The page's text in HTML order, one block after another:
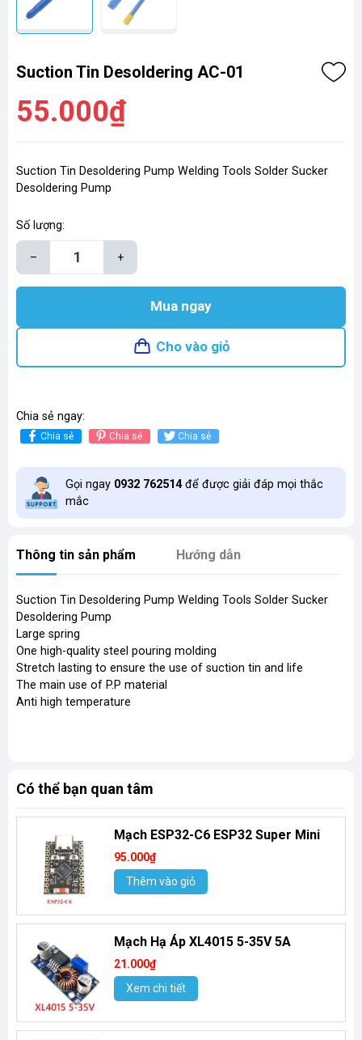
Suction Tin Desoldering AC-01
55.000₫
Suction Tin Desoldering Pump Welding Tools Solder Sucker
Desoldering Pump
Số lượng:
– +
Mua ngay
Cho vào giỏ
Chia sẻ ngay:
Chia sẻ Chia sẻ Chia sẻ
Gọi ngay 0932 762514để được giải đáp mọi thắc
mắc
Thông tin sản phẩm Hướng dẫn
Suction Tin Desoldering Pump Welding Tools Solder Sucker
Desoldering Pump
Large spring
One high-quality steel pouring molding
Stretch lasting to ensure the use of suction tin and life
The main use of P.P material
Anti high temperature
Có thể bạn quan tâm
Mạch ESP32-C6 ESP32 Super Mini
95.000₫
Thêm vào giỏ
Mạch Hạ Áp XL4015 5-35V 5A
21.000₫
Xem chi tiết